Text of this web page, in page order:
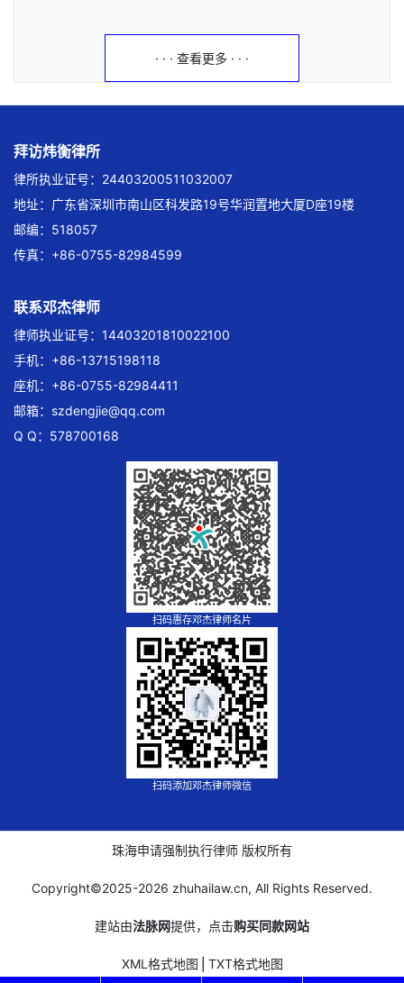
· · · 查看更多 · · ·
拜访炜衡律所
律所执业证号：24403200511032007
地址：广东省深圳市南山区科发路19号华润置地大厦D座19楼
邮编：518057
传真：+86-0755-82984599
联系邓杰律师
律师执业证号：14403201810022100
手机：+86-13715198118
座机：+86-0755-82984411
邮箱： szdengjie@qq.com
Q Q：578700168
扫码惠存邓杰律师名片
扫码添加邓杰律师微信
珠海申请强制执行律师 版权所有
Copyright©2025-2026 zhuhailaw.cn, All Rights Reserved.
建站由法脉网提供，点击购买同款网站
XML格式地图 TXT格式地图